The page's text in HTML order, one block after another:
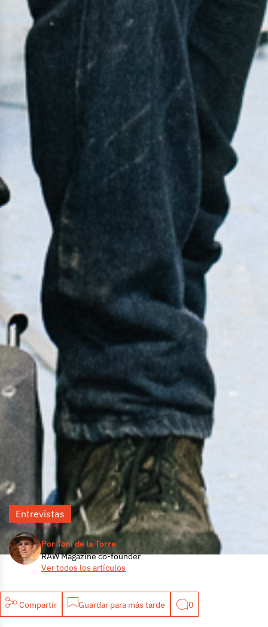
Por Toni de la Torre
RAW Magazine co-founder
Ver todos los artículos
Entrevistas
Compartir Guardar para más tarde 0